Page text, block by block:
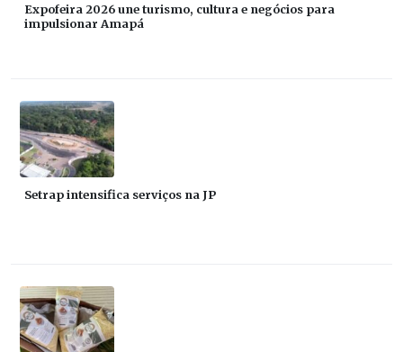
Expofeira 2026 une turismo, cultura e negócios para
impulsionar Amapá
Setrap intensifica serviços na JP